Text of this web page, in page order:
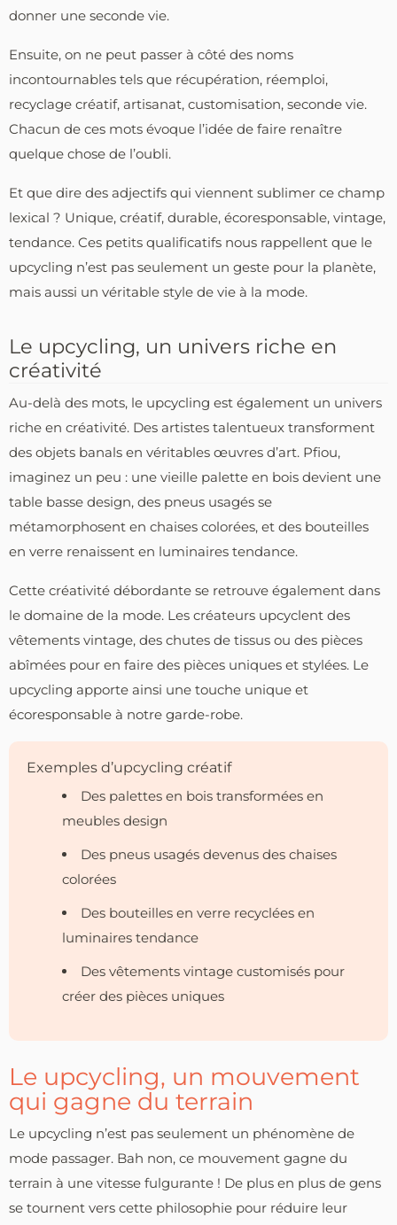
donner une seconde vie.
Ensuite, on ne peut passer à côté des noms
incontournables tels que récupération, réemploi,
recyclage créatif, artisanat, customisation, seconde vie.
Chacun de ces mots évoque l’idée de faire renaître
quelque chose de l’oubli.
Et que dire des adjectifs qui viennent sublimer ce champ
lexical ? Unique, créatif, durable, écoresponsable, vintage,
tendance. Ces petits qualificatifs nous rappellent que le
upcycling n’est pas seulement un geste pour la planète,
mais aussi un véritable style de vie à la mode.
Le upcycling, un univers riche en
créativité
Au-delà des mots, le upcycling est également un univers
riche en créativité. Des artistes talentueux transforment
des objets banals en véritables œuvres d’art. Pfiou,
imaginez un peu : une vieille palette en bois devient une
table basse design, des pneus usagés se
métamorphosent en chaises colorées, et des bouteilles
en verre renaissent en luminaires tendance.
Cette créativité débordante se retrouve également dans
le domaine de la mode. Les créateurs upcyclent des
vêtements vintage, des chutes de tissus ou des pièces
abîmées pour en faire des pièces uniques et stylées. Le
upcycling apporte ainsi une touche unique et
écoresponsable à notre garde-robe.
Exemples d’upcycling créatif
Des palettes en bois transformées en
meubles design
Des pneus usagés devenus des chaises
colorées
Des bouteilles en verre recyclées en
luminaires tendance
Des vêtements vintage customisés pour
créer des pièces uniques
Le upcycling, un mouvement
qui gagne du terrain
Le upcycling n’est pas seulement un phénomène de
mode passager. Bah non, ce mouvement gagne du
terrain à une vitesse fulgurante ! De plus en plus de gens
se tournent vers cette philosophie pour réduire leur